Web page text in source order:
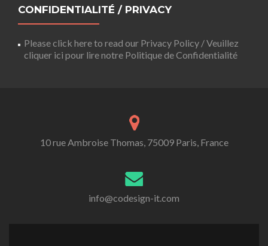
CONFIDENTIALITÉ / PRIVACY
Please click here to read our Privacy Policy / Veuillez
cliquer ici pour lire notre Politique de Confidentialité
10 rue Ambroise Thomas, 75009 Paris, France
info@codesign-it.com